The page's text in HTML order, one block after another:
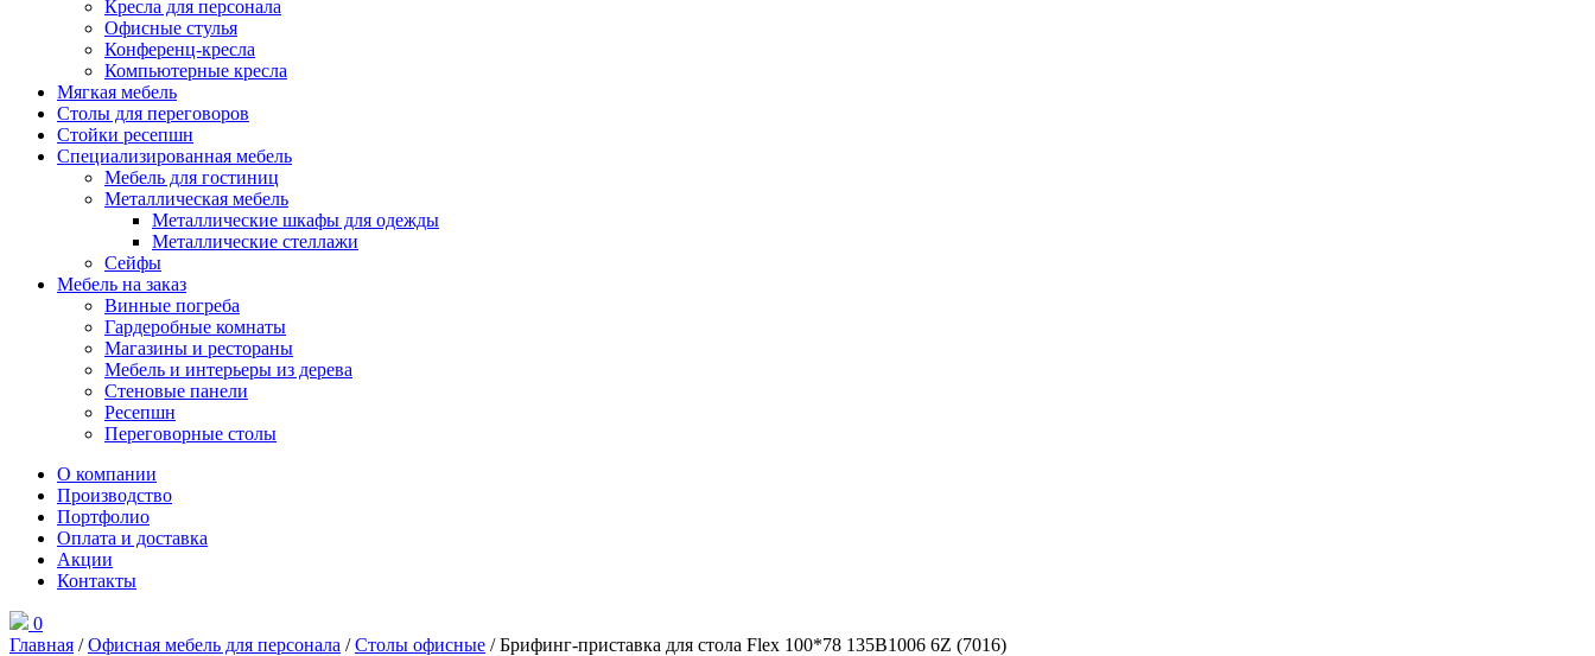
Кресла для персонала
Офисные стулья
Конференц-кресла
Компьютерные кресла
Мягкая мебель
Столы для переговоров
Стойки ресепшн
Специализированная мебель
Мебель для гостиниц
Металлическая мебель
Металлические шкафы для одежды
Металлические стеллажи
Сейфы
Мебель на заказ
Винные погреба
Гардеробные комнаты
Магазины и рестораны
Мебель и интерьеры из дерева
Стеновые панели
Ресепшн
Переговорные столы
О компании
Производство
Портфолио
Оплата и доставка
Акции
Контакты
0
Главная /Офисная мебель для персонала /Столы офисные / Брифинг-приставка для стола Flex 100*78 135B1006 6Z (7016)